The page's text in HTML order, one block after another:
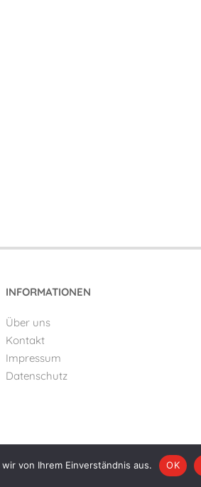
INFORMATIONEN
Über uns
Kontakt
Impressum
Datenschutz
von Ihrem Einverständnis aus. OK